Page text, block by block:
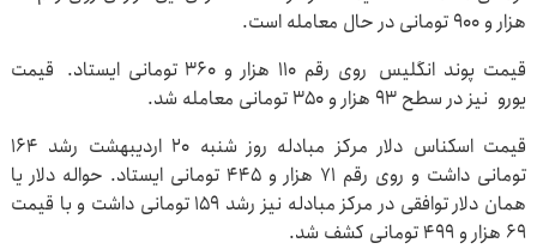
هزار و ۹۰۰ تومانی در حال معامله است.
قیمت پوند انگلیس روی رقم ۱۱۰ هزار و ۳۶۰ تومانی ایستاد. قیمت
یورو نیز در سطح ۹۳ هزار و ۳۵۰ تومانی معامله شد.
قیمت اسکناس دلار مرکز مبادله روز شنبه ۲۰ اردیبهشت رشد ۱۶۴
تومانی داشت و روی رقم ۷۱ هزار و ۴۴۵ تومانی ایستاد. حواله دلار یا
همان دلار توافقی در مرکز مبادله نیز رشد ۱۵۹ تومانی داشت و با قیمت
۶۹ هزار و ۴۹۹ تومانی کشف شد.